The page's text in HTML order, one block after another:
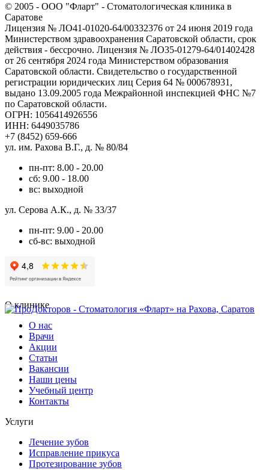
© 2005 - ООО "Фларт" - Стоматологическая клиника в
Саратове
Лицензия № ЛО41-01020-64/00332376 от 24 июня 2019 года
Министерством здравоохранения Саратовской области, срок
действия - бессрочно. Лицензия № ЛО35-01279-64/01402428
от 26 сентября 2024 года Министерством образования
Саратовской области. Свидетельство о государственной
регистрации юридических лиц Серия 64 № 000678931,
выдано 13.09.2005 года Межрайонной инспекцией ФНС №7
по Саратовской области.
ОГРН: 1056414926556
ИНН: 6449035786
+7 (8452) 659-666
ул. им. Рахова В.Г., д. № 80/84
пн-пт: 8.00 - 20.00
сб: 9.00 - 18.00
вс: выходной
ул. Серова А.К., д. № 33/37
пн-пт: 9.00 - 20.00
сб-вс: выходной
О клинике
О нас
Врачи
Акции
Статьи
Вакансии
Наши цены
Учебный центр
Контакты
Услуги
Лечение зубов
Исправление прикуса
Протезирование зубов